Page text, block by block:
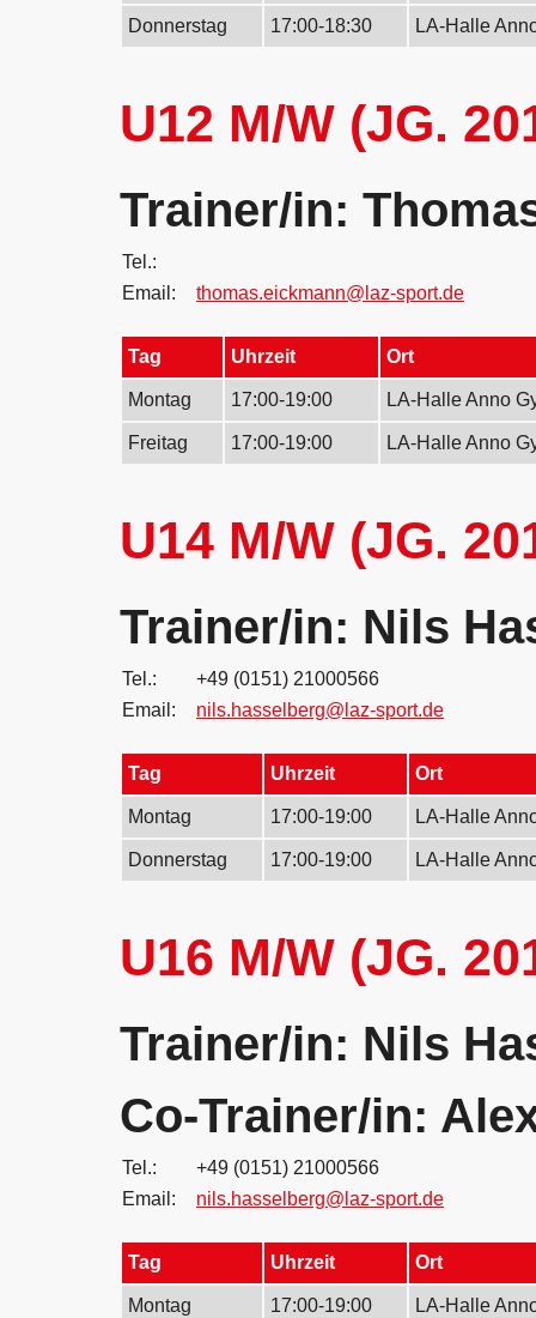
Donnerstag 17:00-18:30 LA-Halle
U12 M/W (JG.
Trainer/in:
Tel.:
Email:
thomas.eickmann@laz-sport.de
Tag Uhrzeit Ort
Montag 17:00-19:00 LA-Halle Anno
Freitag 17:00-19:00 LA-Halle Anno
U14 M/W (JG.
Trainer/in: Nils
Tel.:
+49 (0151) 21000566
Email:
nils.hasselberg@laz-sport.de
Tag Uhrzeit Ort
Montag 17:00-19:00 LA-Halle
Donnerstag 17:00-19:00 LA-Halle
U16 M/W (JG.
Trainer/in: Nils
Co-Trainer/in:
Tel.:
+49 (0151) 21000566
Email:
nils.hasselberg@laz-sport.de
Tag Uhrzeit Ort
Montag 17:00-19:00 LA-Halle